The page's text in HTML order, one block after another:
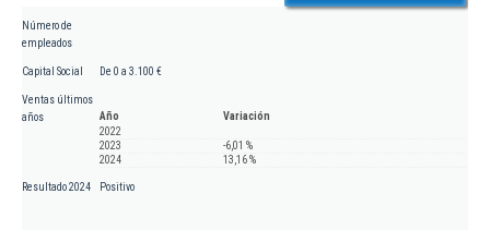
Número de
empleados
Capital Social De 0 a 3.100 €
Ventas últimos
años
Año
Variación
2022
2023
-6,01 %
2024
13,16 %
Resultado 2024 Positivo